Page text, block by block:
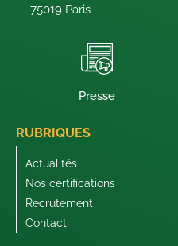
75019 Paris
Presse
RUBRIQUES
Actualités
Nos certifications
Recrutement
Contact